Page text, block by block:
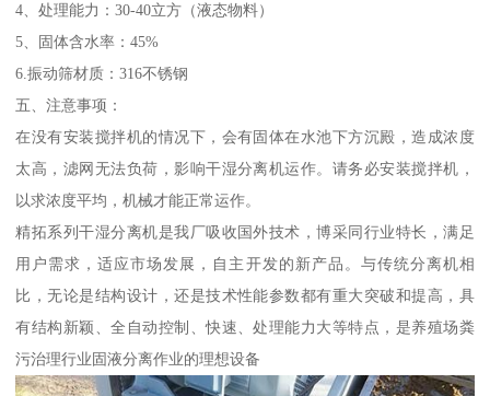
4、处理能力：30-40立方（液态物料）
5、固体含水率：45%
6.振动筛材质：316不锈钢
五、注意事项：
在没有安装搅拌机的情况下，会有固体在水池下方沉殿，造成浓度
太高，滤网无法负荷，影响干湿分离机运作。请务必安装搅拌机，
以求浓度平均，机械才能正常运作。
精拓系列干湿分离机是我厂吸收国外技术，博采同行业特长，满足
用户需求，适应市场发展，自主开发的新产品。与传统分离机相
比，无论是结构设计，还是技术性能参数都有重大突破和提高，具
有结构新颖、全自动控制、快速、处理能力大等特点，是养殖场粪
污治理行业固液分离作业的理想设备